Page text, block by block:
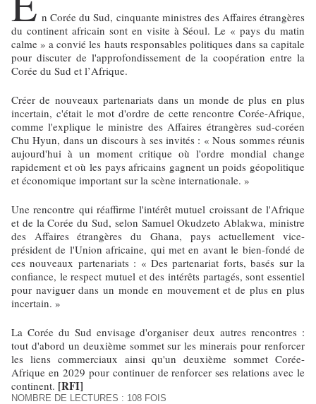
n Corée du Sud, cinquante ministres des Affaires étrangères
du continent africain sont en visite à Séoul. Le « pays du matin
calme » a convié les hauts responsables politiques dans sa capitale
pour discuter de l'approfondissement de la coopération entre la
Corée du Sud et l’Afrique.
Créer de nouveaux partenariats dans un monde de plus en plus
incertain, c'était le mot d'ordre de cette rencontre Corée-Afrique,
comme l'explique le ministre des Affaires étrangères sud-coréen
Chu Hyun, dans un discours à ses invités : « Nous sommes réunis
aujourd'hui à un moment critique où l'ordre mondial change
rapidement et où les pays africains gagnent un poids géopolitique
et économique important sur la scène internationale. »
Une rencontre qui réaffirme l'intérêt mutuel croissant de l'Afrique
et de la Corée du Sud, selon Samuel Okudzeto Ablakwa, ministre
des Affaires étrangères du Ghana, pays actuellement vice-
président de l'Union africaine, qui met en avant le bien-fondé de
ces nouveaux partenariats : « Des partenariat forts, basés sur la
confiance, le respect mutuel et des intérêts partagés, sont essentiel
pour naviguer dans un monde en mouvement et de plus en plus
incertain. »
La Corée du Sud envisage d'organiser deux autres rencontres :
tout d'abord un deuxième sommet sur les minerais pour renforcer
les liens commerciaux ainsi qu'un deuxième sommet Corée-
Afrique en 2029 pour continuer de renforcer ses relations avec le
continent. [RFI]
NOMBRE DE LECTURES : 108 FOIS